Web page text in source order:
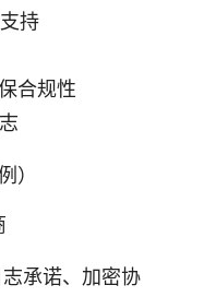
持
合规性
）
承诺、加密协